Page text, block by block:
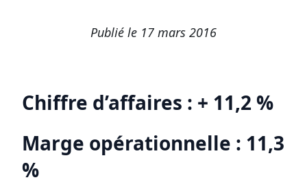
Publié le 17 mars 2016
Chiffre d’affaires : + 11,2 %
Marge opérationnelle : 11,3
%